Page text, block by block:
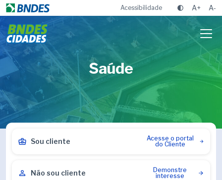
Acessibilidade A+ A-
Saúde
Sou cliente
Acesse o portal
do Cliente
Não sou cliente
Demonstre
interesse